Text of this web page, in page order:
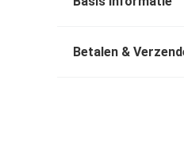
Betalen &